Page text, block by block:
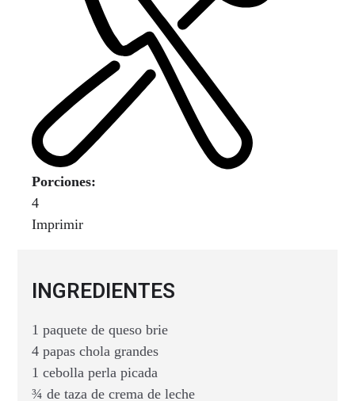
Porciones:
4
Imprimir
INGREDIENTES
1 paquete de queso brie
4 papas chola grandes
1 cebolla perla picada
¾ de taza de crema de leche